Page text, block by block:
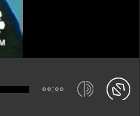
00:00